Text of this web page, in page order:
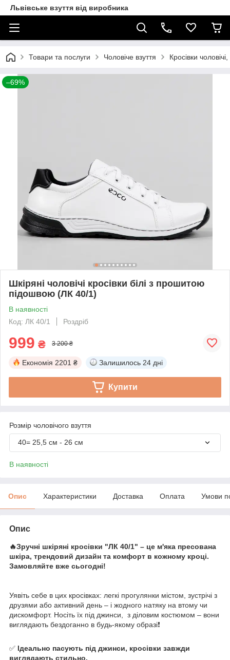
Львівське взуття від виробника
Товари та послуги Чоловіче взуття Кросівки
–69%
Шкіряні чоловічі кросівки білі з прошитою
підошвою (ЛК 40/1)
В наявності
Код: ЛК 40/1
Роздріб
999 ₴ 3 200 ₴
Економія 2201 ₴ Залишилось 24 дні
Купити
Розмір чоловічого взуття
40= 25,5 см - 26 см
В наявності
Опис Характеристики Доставка Оплата Умови
Опис
🔥Зручні шкіряні кросівки "ЛК 40/1" – це м'яка пресована
шкіра, трендовий дизайн та комфорт в кожному кроці.
Замовляйте вже сьогодні!
Уявіть себе в цих кросівках: легкі прогулянки містом, зустрічі з
друзями або активний день – і жодного натяку на втому чи
дискомфорт. Носіть їх під джинси, з діловим костюмом – вони
виглядають бездоганно в будь-якому образі❗
✅ Ідеально пасують під джинси, кросівки завжди
виглядають стильно.